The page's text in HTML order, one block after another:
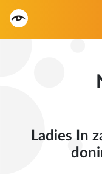
Ladies In